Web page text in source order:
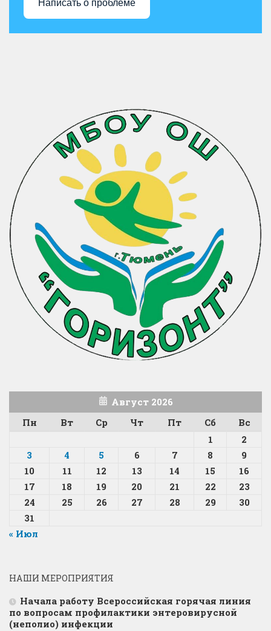
Написать о проблеме
Август 2026
Пн
Вт Ср Чт Пт Сб
Вс
1
2
3
4 5 6 7 8
9
10
11 12 13 14 15
16
17
18 19 20 21 22
23
24
25 26 27 28 29
30
31
« Июл
НАШИ МЕРОПРИЯТИЯ
Начала работу Всероссийская горячая линия
по вопросам профилактики энтеровирусной
(неполио) инфекции